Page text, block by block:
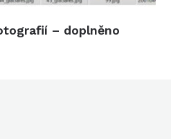
– doplněno